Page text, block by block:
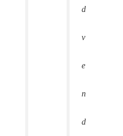
d
v
e
n
d